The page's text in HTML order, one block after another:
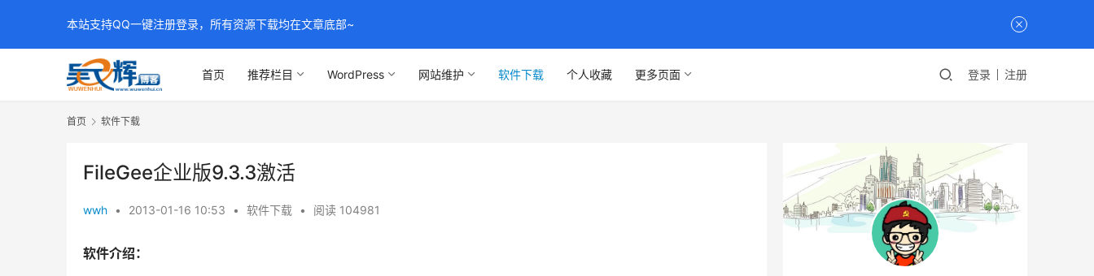
首页 推荐栏目 WordPress 网站维护 软件下载 个人收藏 更多页面 登录 注册
首页 软件下载
FileGee企业版9.3.3激活
wwh • 2013-01-16 10:53 • 软件下载 • 阅读 104981
软件介绍：
本站支持QQ一键注册登录，所有资源下载均在文章底部~